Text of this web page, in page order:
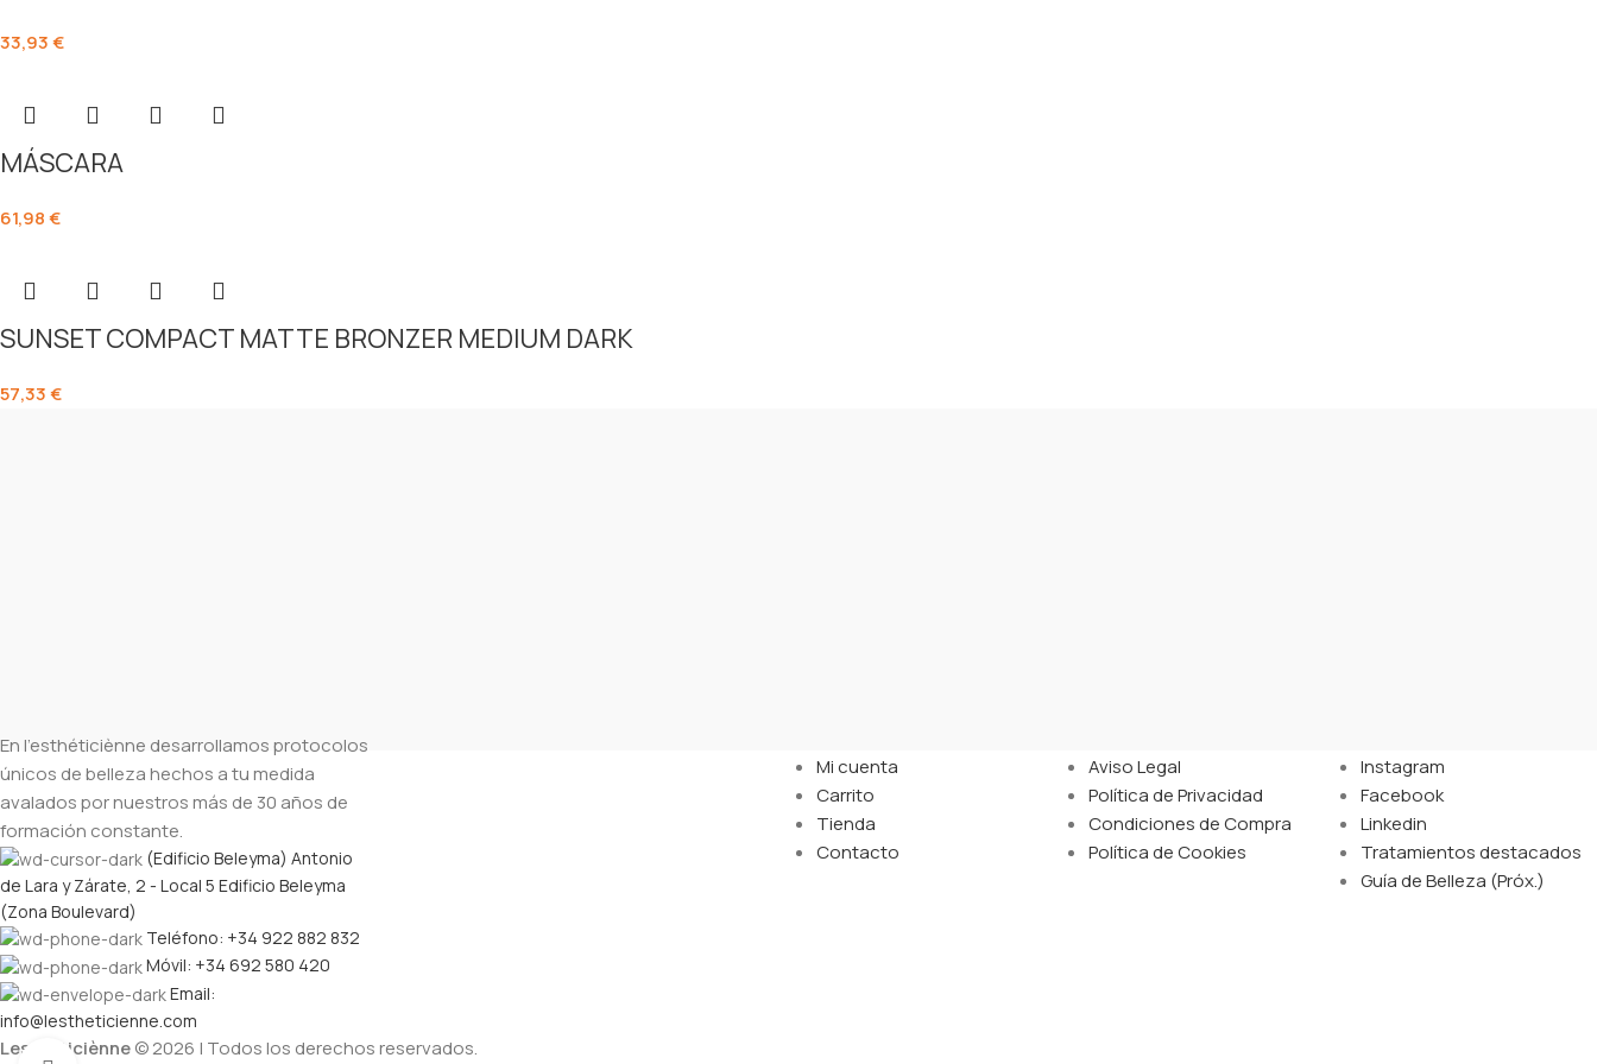
33,93€
MÁSCARA
61,98€
SUNSET COMPACT MATTE BRONZER MEDIUM DARK
57,33€
En l’esthéticiènne desarrollamos protocolos
únicos de belleza hechos a tu medida
avalados por nuestros más de 30 años de
formación constante.
(Edificio Beleyma) Antonio
de Lara y Zárate, 2 - Local 5 Edificio Beleyma
(Zona Boulevard)
Teléfono: +34 922 882 832
Móvil: +34 692 580 420
Email:
info@lestheticienne.com
Mi cuenta
Carrito
Tienda
Contacto
Aviso Legal
Política de Privacidad
Condiciones de Compra
Política de Cookies
Instagram
Facebook
Linkedin
Tratamientos destacados
Guía de Belleza (Próx.)
Lesthéticiènne© 2026 | Todos los derechos reservados.